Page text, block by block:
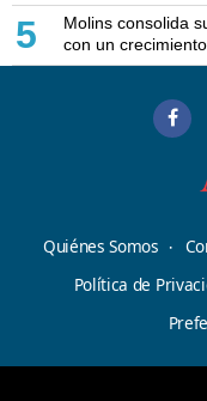
5
Molins consolida
con un
Quiénes Somos
Política de